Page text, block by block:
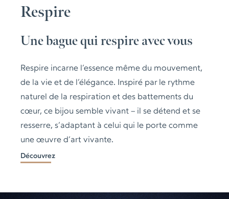
Respire
Une bague qui respire avec vous
Respire incarne l’essence même du mouvement,
de la vie et de l’élégance. Inspiré par le rythme
naturel de la respiration et des battements du
cœur, ce bijou semble vivant – il se détend et se
resserre, s’adaptant à celui qui le porte comme
une œuvre d’art vivante.
Découvrez